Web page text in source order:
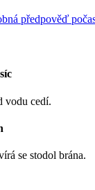
předpověď
vodu cedí.
se stodol brána.